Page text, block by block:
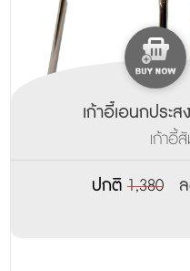
เก้าอี้เอนกประ
เก้าอี้
ปกติ 1,380